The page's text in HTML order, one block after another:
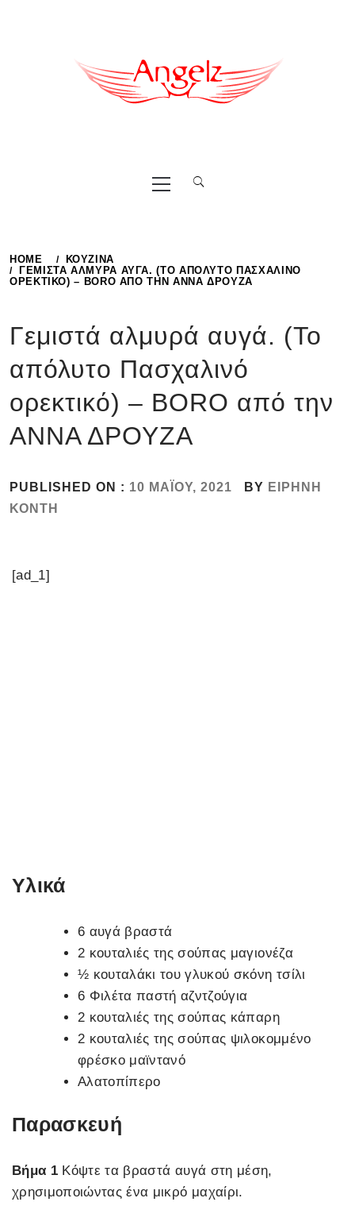
Primary
Menu
HOME
ΚΟΥΖΙΝΑ
ΓΕΜΙΣΤΆ ΑΛΜΥΡΆ ΑΥΓΆ. (ΤΟ ΑΠΌΛΥΤΟ ΠΑΣΧΑΛΙΝΌ
ΟΡΕΚΤΙΚΌ) – BORO ΑΠΌ ΤΗΝ ΑΝΝΑ ΔΡΟΥΖΑ
Γεμιστά αλμυρά αυγά. (Το
απόλυτο Πασχαλινό
ορεκτικό) – BORO από την
ΑΝΝΑ ΔΡΟΥΖΑ
PUBLISHED ON : 10 ΜΑΪ́ΟΥ, 2021 BY ΕΙΡΉΝΗ
ΚΌΝΤΗ
[ad_1]
Υλικά
6 αυγά βραστά
2 κουταλιές της σούπας μαγιονέζα
½ κουταλάκι του γλυκού σκόνη τσίλι
6 Φιλέτα παστή αζντζούγια
2 κουταλιές της σούπας κάπαρη
2 κουταλιές της σούπας ψιλοκομμένο
φρέσκο ​​μαϊντανό
Αλατοπίπερο
Παρασκευή
Βήμα 1 Κόψτε τα βραστά αυγά στη μέση,
χρησιμοποιώντας ένα μικρό μαχαίρι.